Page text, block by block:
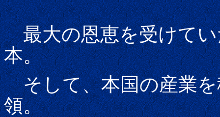
最大の恩恵を受けてい
本。
そして、本国の産業を
領。